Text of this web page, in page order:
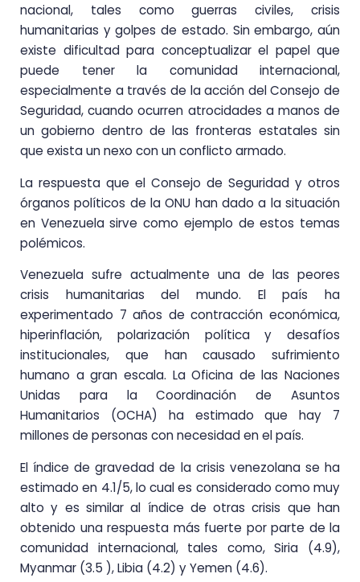
nacional, tales como guerras civiles, crisis
humanitarias y golpes de estado. Sin embargo, aún
existe dificultad para conceptualizar el papel que
puede tener la comunidad internacional,
especialmente a través de la acción del Consejo de
Seguridad, cuando ocurren atrocidades a manos de
un gobierno dentro de las fronteras estatales sin
que exista un nexo con un conflicto armado.
La respuesta que el Consejo de Seguridad y otros
órganos políticos de la ONU han dado a la situación
en Venezuela sirve como ejemplo de estos temas
polémicos.
Venezuela sufre actualmente una de las peores
crisis humanitarias del mundo. El país ha
experimentado 7 años de contracción económica,
hiperinflación, polarización política y desafíos
institucionales, que han causado sufrimiento
humano a gran escala. La Oficina de las Naciones
Unidas para la Coordinación de Asuntos
Humanitarios (OCHA) ha estimado que hay 7
millones de personas con necesidad en el país.
El índice de gravedad de la crisis venezolana se ha
estimado en 4.1/5, lo cual es considerado como muy
alto y es similar al índice de otras crisis que han
obtenido una respuesta más fuerte por parte de la
comunidad internacional, tales como, Siria (4.9),
Myanmar (3.5 ), Libia (4.2) y Yemen (4.6).